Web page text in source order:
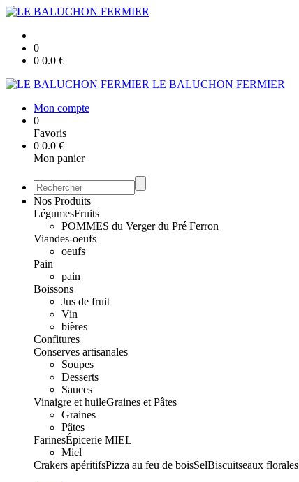
0
0 0.0 €
LE BALUCHON FERMIER
Mon compte
0
Favoris
0 0.0 €
Mon panier
Nos Produits
LégumesFruits
POMMES du Verger du Pré Ferron
Viandes-oeufs
oeufs
Pain
pain
Boissons
Jus de fruit
Vin
bières
Confitures
Conserves artisanales
Soupes
Desserts
Sauces
Vinaigre et huileGraines et Pâtes
Graines
Pâtes
FarinesÉpicerie MIEL
Miel
Crakers apéritifsPizza au feu de boisSelBiscuitseaux florales